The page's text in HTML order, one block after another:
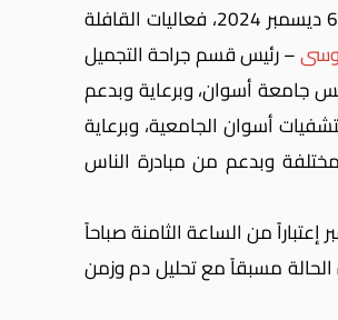
بالتعاون بين قسم جراحة التجميل والإصلاح بمستشفى أسوان الجامعي ومؤسسة عملية الابتسامة – مصر، إنطلقت اليوم الجمعة الموافق 6 ديسمبر 2024، فعاليات القافلة
– رئيس قسم جراحة التجميل
جامعة أسوان، وبرعاية وبدعم
أسوان الجامعية، وبرعاية
وبدعم من مبادرة الناس
من الخدمات الطبية والعلاجية التي تقدمها القافلة قد بدأت يوم الجمعة الموافق 6 ديسمبر إعتباراً من الساعة الثامنة صباحاً
مسبقاً مع تحليل دم وزمن